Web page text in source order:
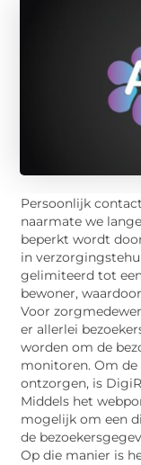
Persoonlijk
naarmate we
beperkt wordt
in
gelimiteerd tot
bewoner,
Voor
er allerlei
worden om de
monitoren. Om
ontzorgen, is
Middels het
mogelijk om een
de
Op die manier is